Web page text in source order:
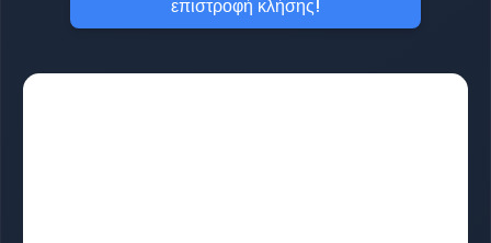
επιστροφή κλήσης!